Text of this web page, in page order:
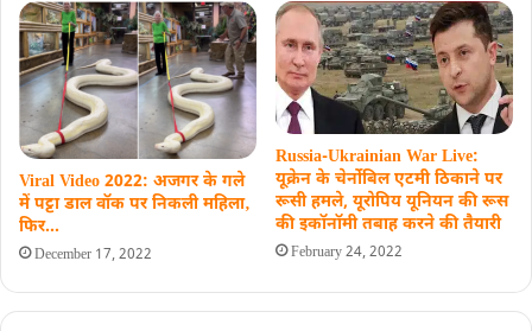
Viral Video 2022: अजगर के गले
में पट्टा डाल वॉक पर निकली महिला‚
फिर…
December 17, 2022
Russia-Ukrainian War Live:
यूक्रेन के चेर्नोबिल एटमी ठिकाने पर
रूसी हमले, यूरोपिय यूनियन की रूस
की इकॉनॉमी तबाह करने की तैयारी
February 24, 2022